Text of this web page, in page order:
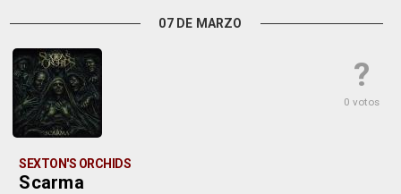
07 DE MARZO
?
0 votos
SEXTON'S ORCHIDS
Scarma